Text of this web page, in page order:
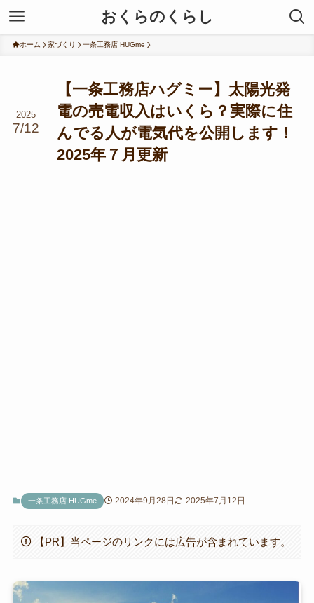
おくらのくらし
ホーム 家づくり 一条工務店 HUGme
【一条工務店ハグミー】太陽光発
電の売電収入はいくら？実際に住
んでる人が電気代を公開します！
2025年７月更新
2025
7/12
一条工務店 HUGme 2024年9月28日 2025年7月12日
【PR】当ページのリンクには広告が含まれています。